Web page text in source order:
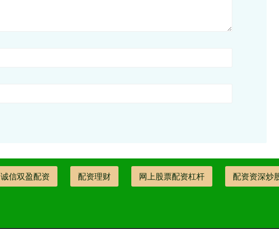
诚信双盈配资 配资理财 网上股票配资杠杆 配资资深炒